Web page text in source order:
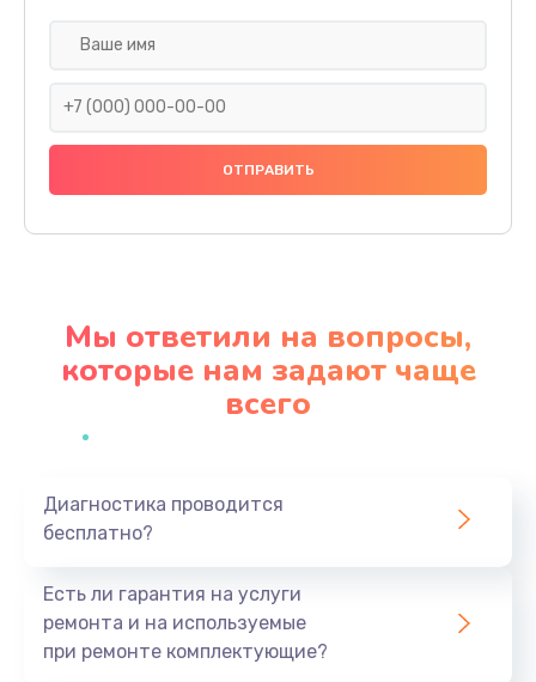
Замена праймера
1000 руб.
Заказать
Профилактическая чистка
Заказать
Мы ответили на вопросы,
которые нам задают чаще
всего
Диагностика проводится
бесплатно?
Есть ли гарантия на услуги
ремонта и на используемые
при ремонте комплектующие?